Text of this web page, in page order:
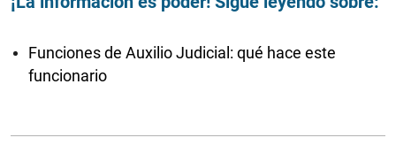
Funciones de Auxilio Judicial: qué hace este
funcionario